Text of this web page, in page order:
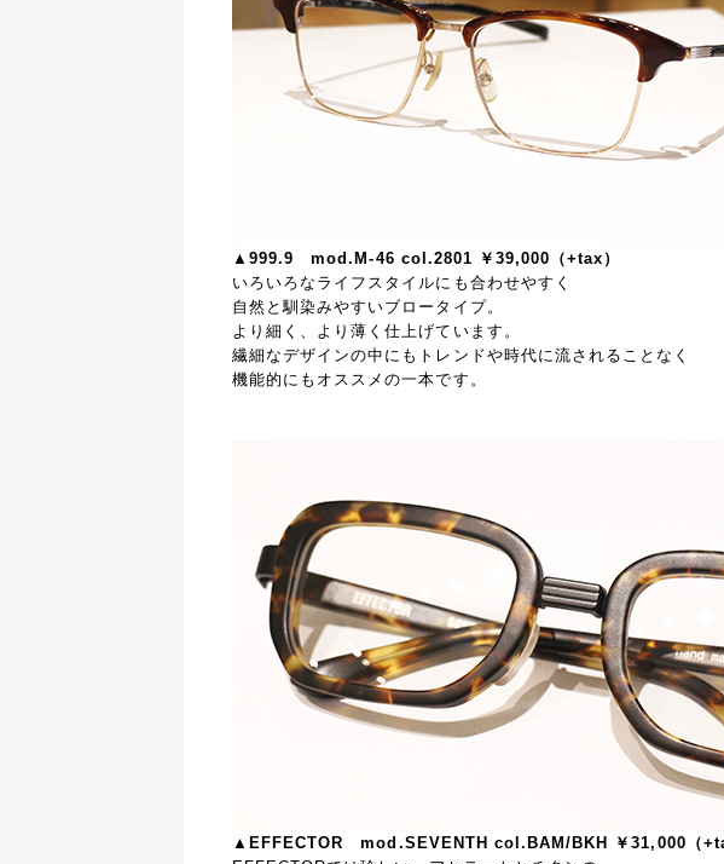
▲999.9 mod.M-46 col.2801 ￥39,000（+tax）
いろいろなライフスタイルにも合わせやすく
自然と馴染みやすいブロータイプ。
より細く、より薄く仕上げています。
繊細なデザインの中にもトレンドや時代に流されることなく
機能的にもオススメの一本です。
▲EFFECTOR mod.SEVENTH col.BAM/BKH ￥31,000（